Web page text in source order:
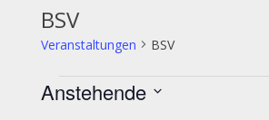
BSV
Veranstaltungen BSV
Veranstaltungen
Anstehende